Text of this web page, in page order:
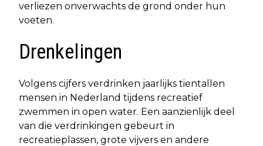
verliezen onverwachts de grond onder hun
voeten.
Drenkelingen
Volgens cijfers verdrinken jaarlijks tientallen
mensen in Nederland tijdens recreatief
zwemmen in open water. Een aanzienlijk deel
van die verdrinkingen gebeurt in
recreatieplassen, grote vijvers en andere